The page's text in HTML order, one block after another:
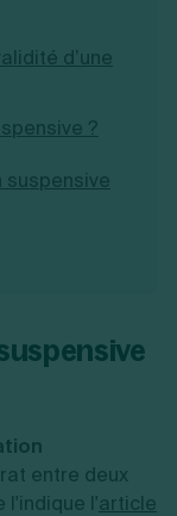
d’une
?
entre deux
l'indique l'article